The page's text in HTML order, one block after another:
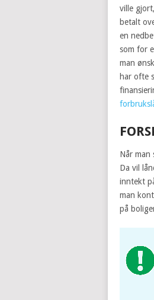
ville
betalt
en
som for
man
har ofte
Når man
Da vil
inntekt
man
på